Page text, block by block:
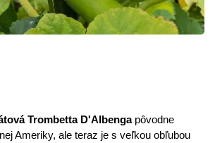
Trombetta D'Albengapôvodne
Ameriky, ale teraz je s veľkou obľubou